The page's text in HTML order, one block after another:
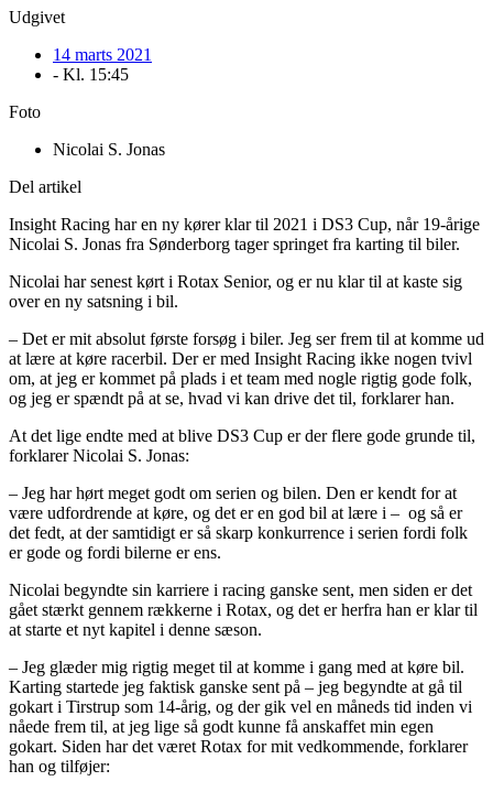
Udgivet
14 marts 2021
- Kl. 15:45
Foto
Nicolai S. Jonas
Del artikel
Insight Racing har en ny kører klar til 2021 i DS3 Cup, når 19-årige
Nicolai S. Jonas fra Sønderborg tager springet fra karting til biler.
Nicolai har senest kørt i Rotax Senior, og er nu klar til at kaste sig
over en ny satsning i bil.
– Det er mit absolut første forsøg i biler. Jeg ser frem til at komme ud
at lære at køre racerbil. Der er med Insight Racing ikke nogen tvivl
om, at jeg er kommet på plads i et team med nogle rigtig gode folk,
og jeg er spændt på at se, hvad vi kan drive det til, forklarer han.
At det lige endte med at blive DS3 Cup er der flere gode grunde til,
forklarer Nicolai S. Jonas:
– Jeg har hørt meget godt om serien og bilen. Den er kendt for at
være udfordrende at køre, og det er en god bil at lære i – og så er
det fedt, at der samtidigt er så skarp konkurrence i serien fordi folk
er gode og fordi bilerne er ens.
Nicolai begyndte sin karriere i racing ganske sent, men siden er det
gået stærkt gennem rækkerne i Rotax, og det er herfra han er klar til
at starte et nyt kapitel i denne sæson.
– Jeg glæder mig rigtig meget til at komme i gang med at køre bil.
Karting startede jeg faktisk ganske sent på – jeg begyndte at gå til
gokart i Tirstrup som 14-årig, og der gik vel en måneds tid inden vi
nåede frem til, at jeg lige så godt kunne få anskaffet min egen
gokart. Siden har det været Rotax for mit vedkommende, forklarer
han og tilføjer: